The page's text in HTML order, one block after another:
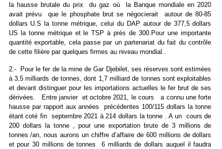
la hausse brutale du prix du gaz où la Banque mondiale en 2020
avait prévu que le phosphate brut se négocierait autour de 80-85
dollars U.S la tonne métrique, celui du DAP autour de 377,5 dollars
US la tonne métrique et le TSP à près de 300.Pour une importante
quantité exportable, cela passe par un partenariat du fait du contrôle
de cette filière par quelques firmes au niveau mondial..
2.- Pour le fer de la mine de Gar Djebilet, ses réserves sont estimées
à 3,5 milliards de tonnes, dont 1,7 milliard de tonnes sont exploitables
et devant distinguer pour les importations actuelles le fer brut de ses
dérivées. Entre janvier et octobre 2021, le cours a connu une forte
hausse par rapport aux années précédentes 100/115 dollars la tonne
étant coté fin septembre 2021 à 214 dollars la tonne . A un cours de
200 dollars la tonne , pour une exportation brute de 3 millions de
tonnes /an, nous aurons un chiffre d’affaire de 600 millions de dollars
et pour 30 millions de tonnes 6 milliards de dollars auquel il faudra